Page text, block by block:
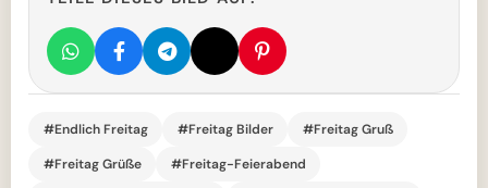
#Endlich Freitag #Freitag Bilder
#Freitag Gruß
#Freitag Grüße
#Freitag-Feierabend